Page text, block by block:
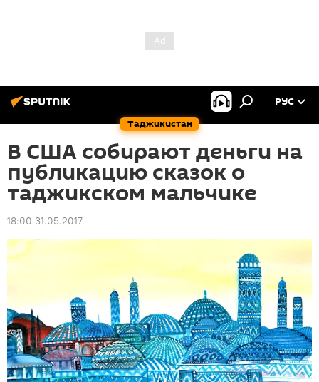
Таджикистан
РУС
В США собирают деньги на
публикацию сказок о
таджикском мальчике
18:00 31.05.2017